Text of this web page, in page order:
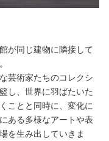
が同じ建物に隣接して
芸術家たちのコレクシ
し、世界に羽ばたいた
ことと同時に、変化に
ある多様なアートや表
を生み出していきま